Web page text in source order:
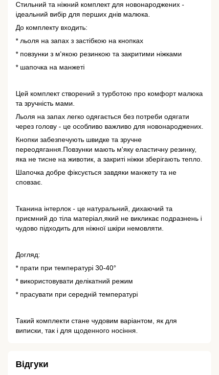
Стильний та ніжний комплект для новонароджених -
ідеальний вибір для перших днів малюка.
До комплекту входить:
* льоля на запах з застібкою на кнопках
* повзунки з м'якою резинкою та закритими ніжками
* шапочка на манжеті
Цей комплект створений з турботою про комфорт малюка
та зручність мами.
Льоля на запах легко одягається без потреби одягати
через голову - це особливо важливо для новонароджених.
Кнопки забезпечують швидке та зручне
переодягання.Повзунки мають м'яку еластичну резинку,
яка не тисне на животик, а закриті ніжки зберігають тепло.
Шапочка добре фіксується завдяки манжету та не
сповзає.
Тканина інтерлок - це натуральний, дихаючий та
приємний до тіла матеріал,який не викликає подразнень і
чудово підходить для ніжної шкіри немовляти.
Догляд:
* прати при температурі 30-40°
* використовувати делікатний режим
* прасувати при середній температурі
Такий комплекти стане чудовим варіантом, як для
виписки, так і для щоденного носіння.
Відгуки